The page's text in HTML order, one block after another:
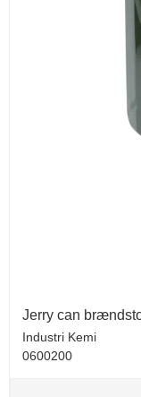
Jerry can
Industri Kemi
0600200